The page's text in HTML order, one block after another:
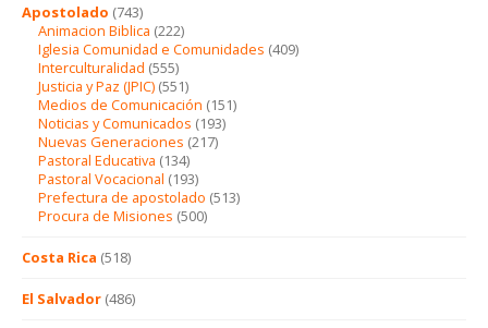
Apostolado (743)
Animacion Biblica (222)
Iglesia Comunidad e Comunidades (409)
Interculturalidad (555)
Justicia y Paz (JPIC) (551)
Medios de Comunicación (151)
Noticias y Comunicados (193)
Nuevas Generaciones (217)
Pastoral Educativa (134)
Pastoral Vocacional (193)
Prefectura de apostolado (513)
Procura de Misiones (500)
Costa Rica (518)
El Salvador (486)